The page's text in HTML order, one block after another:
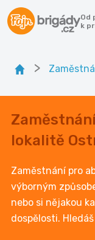
Od
k
>
lokalitě
Zaměstnání pro
výborným
nebo si nějakou
dospělosti.